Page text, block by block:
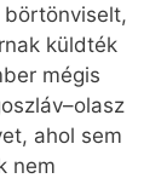
küldték
mégis
ahol sem
nem